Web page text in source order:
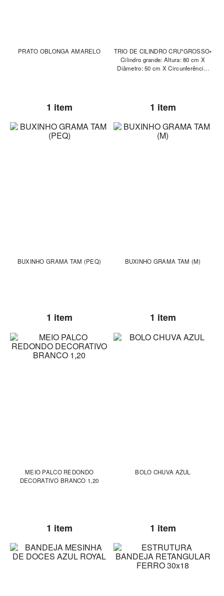
PRATO OBLONGA AMARELO
1 item
TRIO DE CILINDRO CRU*GROSSO•
Cilindro grande: Altura: 80 cm X
Diâmetro: 50 cm X Circunferência:
1 item
BUXINHO GRAMA TAM (PEQ)
1 item
BUXINHO GRAMA TAM (M)
1 item
MEIO PALCO REDONDO
DECORATIVO BRANCO 1,20
1 item
BOLO CHUVA AZUL
1 item